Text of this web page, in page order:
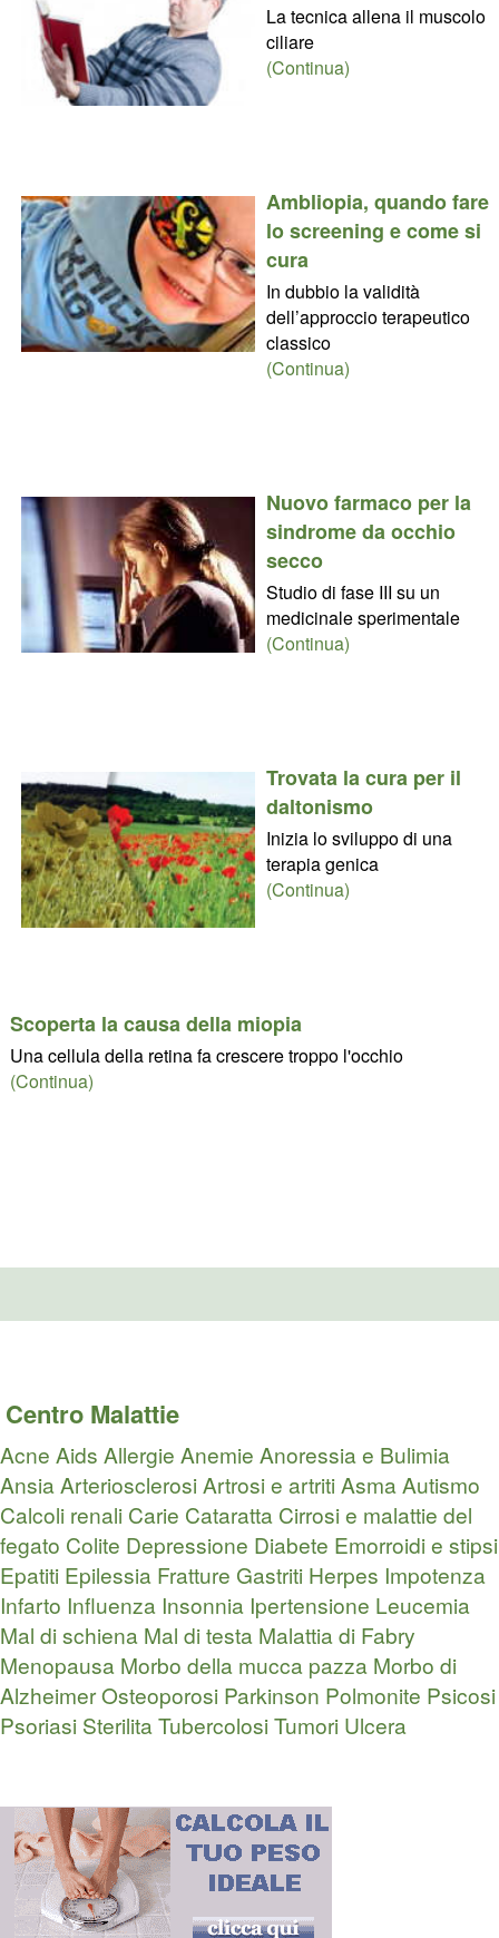
La tecnica allena il muscolo
ciliare
(Continua)
Ambliopia, quando fare
lo screening e come si
cura
In dubbio la validità
dell’approccio terapeutico
classico
(Continua)
Nuovo farmaco per la
sindrome da occhio
secco
Studio di fase III su un
medicinale sperimentale
(Continua)
Trovata la cura per il
daltonismo
Inizia lo sviluppo di una
terapia genica
(Continua)
Scoperta la causa della miopia
Una cellula della retina fa crescere troppo l'occhio
(Continua)
Centro Malattie
Acne Aids Allergie Anemie Anoressia e Bulimia
AnsiaArteriosclerosiArtrosi e artritiAsmaAutismo
Calcoli renali Carie Cataratta Cirrosi e malattie del
fegato Colite Depressione Diabete Emorroidi e stipsi
Epatiti Epilessia Fratture Gastriti Herpes Impotenza
Infarto Influenza Insonnia Ipertensione Leucemia
Mal di schiena Mal di testa Malattia di Fabry
Menopausa Morbo della mucca pazza Morbo di
AlzheimerOsteoporosi Parkinson Polmonite Psicosi
Psoriasi SterilitaTubercolosiTumori Ulcera